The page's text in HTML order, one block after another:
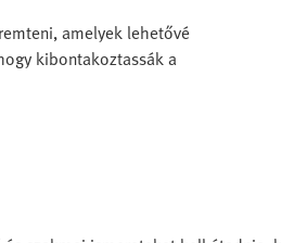
amelyek lehetővé
kibontakoztassák a